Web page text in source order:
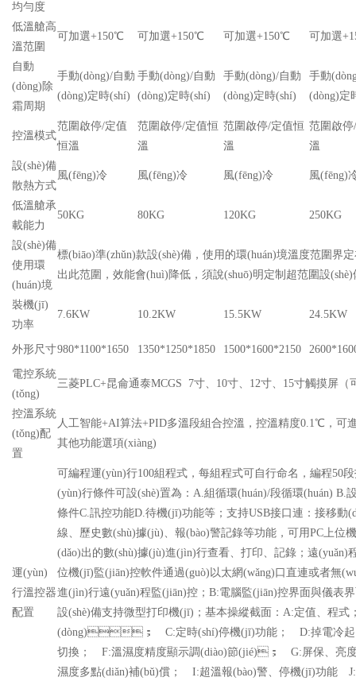
均勻度
低溫艙高
溫范圍
可加選+150℃ 可加選+150℃ 可加選+150℃ 可加選
自動
(dòng)除
霜周期
手動(dòng)/自動
(dòng)定時(shí)
手動(dòng)/自動
(dòng)定時(shí)
手動(dòng)/自動
(dòng)定時(shí)
手動
(dòng)定
控溫模式
范圍啟停/定值
恒溫
范圍啟停/定值恒
溫
范圍啟停/定值恒
溫
范圍啟
溫
設(shè)備
散熱方式
風(fēng)冷 風(fēng)冷 風(fēng)冷 風(fēng)
低溫艙承
載能力
50KG 80KG 120KG 250KG
設(shè)備
使用環
(huán)境
標(biāo)準(zhǔn)款設(shè)備，使用的環(huán)境溫度范圍界定在
出此范圍，效能會(huì)降低，須說(shuō)明定制超范圍設(shè)
裝機(jī)
功率
7.6KW 10.2KW 15.5KW 24.5KW
外形尺寸980*1100*1650 1350*1250*1850 1500*1600*2150
電控系統
(tǒng)
三菱PLC+昆侖通泰MCGS 7寸、10寸、12寸、15寸觸摸屏
控溫系統
(tǒng)配
置
人工智能+AI算法+PID多溫段組合控溫，控溫精度0.1℃，可
其他功能選項(xiàng)
運(yùn)
行溫控器
配置
可編程運(yùn)行100組程式，每組程式可自行命名，編程
(yùn)行條件可設(shè)置為：A.組循環(huán)/段循環(huán) B.
條件C.訊控功能D.待機(jī)功能等；支持USB接口連：接移動
線、歷史數(shù)據(jù)、報(bào)警記錄等功能，可用PC上
(dǎo)出的數(shù)據(jù)進(jìn)行查看、打印、記錄；遠
位機(jī)監(jiān)控軟件通過(guò)以太網(wǎng)口直連或者無
進(jìn)行遠(yuǎn)程監(jiān)控；B:電腦監(jiān)控界面與儀
設(shè)備支持微型打印機(jī)；基本操縱截面：A:定值、程式
(dòng)； C:定時(shí)停機(jī)功能； D:掉電冷起
切換； F:溫濕度精度顯示調(diào)節(jié)； G:屏保、亮度
濕度多點(diǎn)補(bǔ)償； I:超溫報(bào)警、停機(jī)功